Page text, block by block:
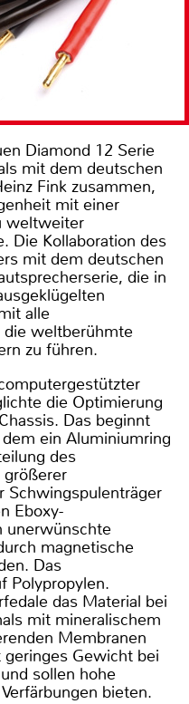
Diamond 12 Serie
mit dem deutschen
Fink zusammen,
mit einer
weltweiter
Die Kollaboration des
mit dem deutschen
die in
alle
die weltberühmte
zu führen.
die Optimierung
Das beginnt
ein Aluminiumring
des
Schwingspulenträger
Eboxy-
unerwünschte
magnetische
Das
Polypropylen.
das Material bei
mit mineralischem
Membranen
Gewicht bei
sollen hohe
bieten.